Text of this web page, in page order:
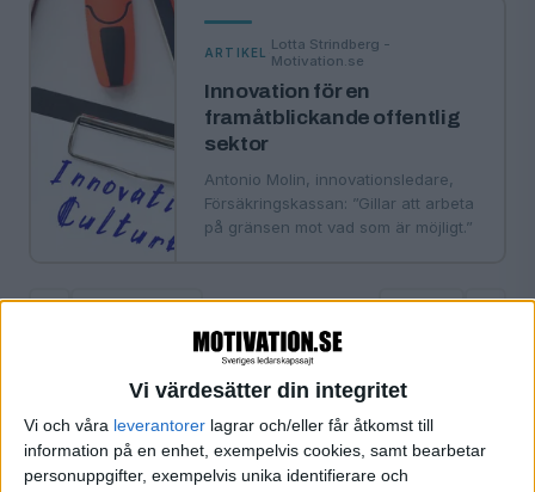
Vi värdesätter din integritet
Vi och våra leverantorer lagrar och/eller får åtkomst till
information på en enhet, exempelvis cookies, samt bearbetar
personuppgifter, exempelvis unika identifierare och
ARTIKEL
Lotta Strindberg -
Motivation.se
Innovation för en
framåtblickande offentlig
sektor
Antonio Molin, innovationsledare,
Försäkringskassan: ”Gillar att arbeta
på gränsen mot vad som är möjligt.”
« ‹ Föregående Sida 1 / 1 Nästa › »
FILTRERA
SORTERA EFTER